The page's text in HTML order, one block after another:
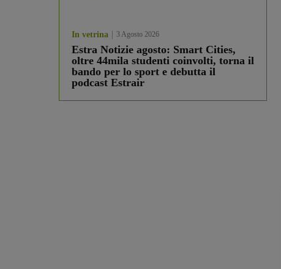
In vetrina 3 Agosto 2026
Estra Notizie agosto: Smart Cities,
oltre 44mila studenti coinvolti, torna il
bando per lo sport e debutta il
podcast Estrair